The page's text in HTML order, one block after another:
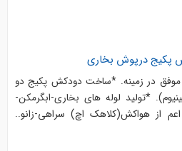
پکیج درپوش بخاری
موفق در زمينه. *ساخت دودکش پکیج دو
*توليد لوله هاي بخاری-ابگرمكن-
اعم از هواكش(كلاهك اچ) سراهي-زانو..